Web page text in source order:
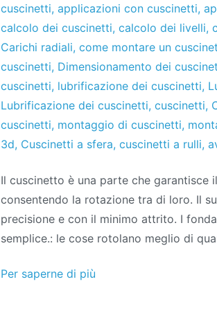
progetti
gennaio
de
2011
cuscinetti, applicazioni con cuscinetti,
calcolo dei cuscinetti, calcolo dei livelli,
Carichi radiali, come montare un
cuscinetti, Dimensionamento dei
cuscinetti, lubrificazione dei cuscinetti,
Lubrificazione dei cuscinetti, cuscinetti,
cuscinetti, montaggio di cuscinetti,
3d, Cuscinetti a sfera, cuscinetti a rulli,
Il cuscinetto è una parte che garantisce
consentendo la rotazione tra di loro. Il
precisione e con il minimo attrito. I
semplice.: le cose rotolano meglio di
Per saperne di più